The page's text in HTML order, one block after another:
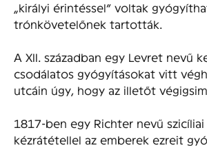
„királyi érintéssel” voltak
trónkövetelőnek tartották.
A XII. században egy Levret nevű
csodálatos gyógyításokat vitt
utcáin úgy, hogy az illetőt
1817-ben egy Richter nevű
kézrátétellel az emberek ezreit